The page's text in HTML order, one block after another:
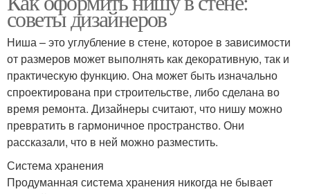
советы дизайнеров
Ниша – это углубление в стене, которое в зависимости
от размеров может выполнять как декоративную, так и
практическую функцию. Она может быть изначально
спроектирована при строительстве, либо сделана во
время ремонта. Дизайнеры считают, что нишу можно
превратить в гармоничное пространство. Они
рассказали, что в ней можно разместить.
Система хранения
Продуманная система хранения никогда не бывает